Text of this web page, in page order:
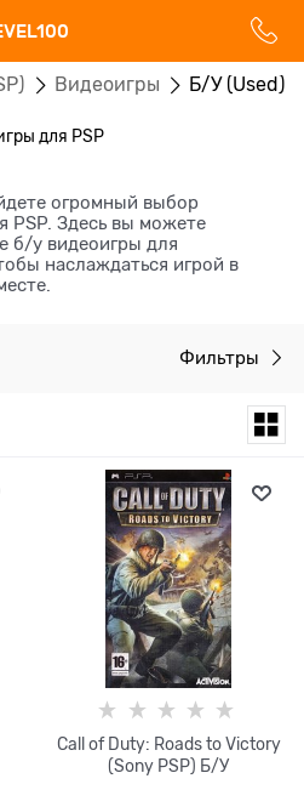
Видеоигры Б/У (Used)
для PSP
огромный выбор
PSP. Здесь вы можете
б/у видеоигры для
наслаждаться игрой в
Фильтры
Call of Duty: Roads to Victory
(Sony PSP) Б/У